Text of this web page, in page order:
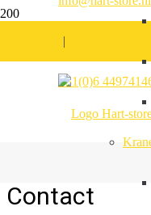
|
+31(0)6
211514.00
Contact